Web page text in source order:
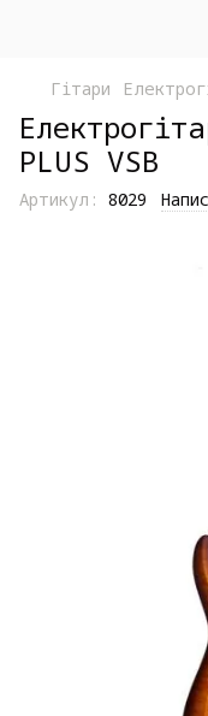
Гітари
PLUS VSB
Артикул: 8029